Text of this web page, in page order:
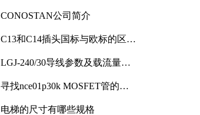
CONOSTAN公司简介
C13和C14插头国标与欧标的区别
LGJ-240/30导线参数及载流量解
寻找nce01p30k MOSFET管的合
电梯的尺寸有哪些规格